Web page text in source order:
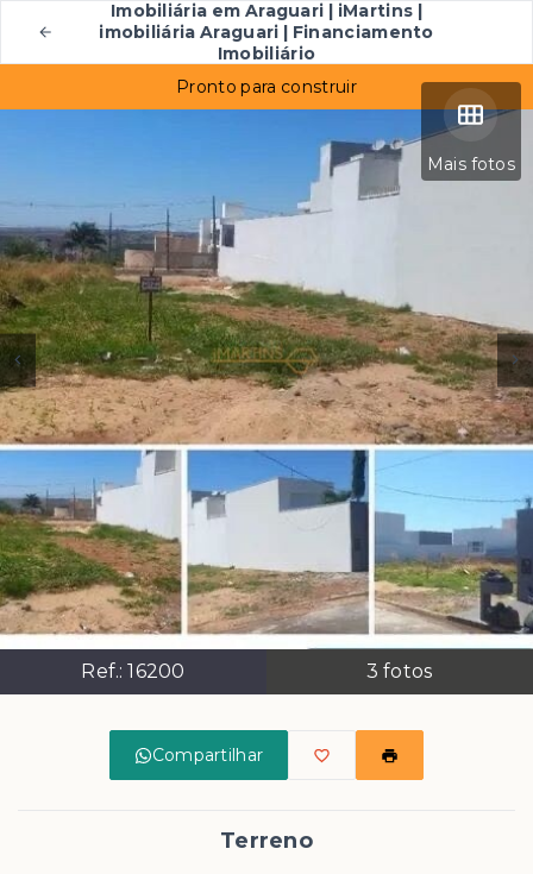
Imobiliária em Araguari | iMartins |
imobiliária Araguari | Financiamento
Imobiliário
Mais fotos
Ref.:16200 3 fotos
Pronto para construir
Compartilhar
Terreno